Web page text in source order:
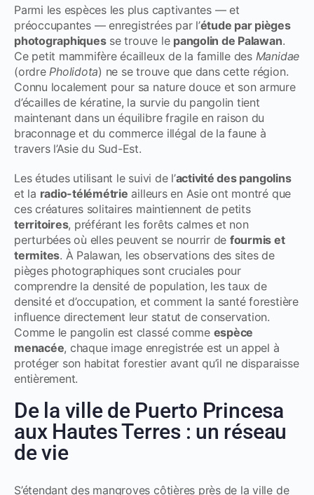
Parmi les espèces les plus captivantes — et
préoccupantes — enregistrées par l’étude par pièges
photographiquesse trouve le pangolin de Palawan.
Ce petit mammifère écailleux de la famille des Manidae
(ordre Pholidota) ne se trouve que dans cette région.
Connu localement pour sa nature douce et son armure
d’écailles de kératine, la survie du pangolin tient
maintenant dans un équilibre fragile en raison du
braconnage et du commerce illégal de la faune à
travers l’Asie du Sud-Est.
Les études utilisant le suivi de l’activité des pangolins
et la radio-télémétrie ailleurs en Asie ont montré que
ces créatures solitaires maintiennent de petits
territoires, préférant les forêts calmes et non
perturbées où elles peuvent se nourrir de fourmis et
termites. À Palawan, les observations des sites de
pièges photographiquessont cruciales pour
comprendre la densité de population, les taux de
densité et d’occupation, et comment la santé forestière
influence directement leur statut de conservation.
Comme le pangolin est classé comme espèce
menacée, chaque image enregistrée est un appel à
protéger son habitat forestier avant qu’il ne disparaisse
entièrement.
De la ville de Puerto Princesa
aux Hautes Terres : un réseau
de vie
S’étendant des mangroves côtières près de la ville de